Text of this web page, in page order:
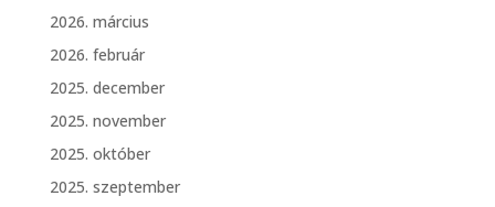
2026. március
2026. február
2025. december
2025. november
2025. október
2025. szeptember